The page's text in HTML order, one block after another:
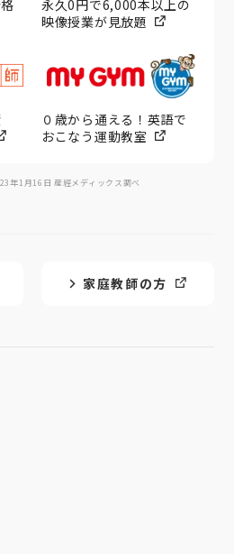
永久0円で6,000本以上の
映像授業が見放題
０歳から通える！英語で
おこなう運動教室
年1月16日 産經メディックス調べ
家庭教師の方